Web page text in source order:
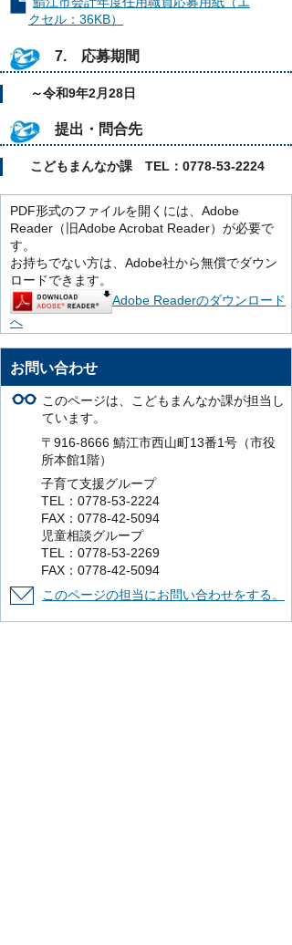
クセル：36KB）
7. 応募期間
～令和9年2月28日
提出・問合先
こどもまんなか課 TEL：0778-53-2224
PDF形式のファイルを開くには、Adobe
Reader（旧Adobe Acrobat Reader）が必要で
す。
お持ちでない方は、Adobe社から無償でダウン
ロードできます。
Adobe Readerのダウンロード
へ
お問い合わせ
このページは、こどもまんなか課が担当し
ています。
〒916-8666 鯖江市西山町13番1号（市役
所本館1階）
子育て支援グループ
TEL：0778-53-2224
FAX：0778-42-5094
児童相談グループ
TEL：0778-53-2269
FAX：0778-42-5094
このページの担当にお問い合わせをする。